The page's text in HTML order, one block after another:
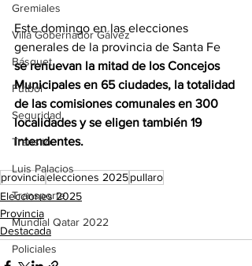
Gremiales
Villa Gobernador Gálvez
Básquet
Fútbol
Seguridad
Tránsito
Luis Palacios
Transporte
Mundial Qatar 2022
Policiales
Este domingo en las elecciones
generales de la provincia de Santa Fe
se renuevan la mitad de los Concejos
Municipales en 65 ciudades, la totalidad
de las comisiones comunales en 300
localidades y se eligen también 19
intendentes.
provinciaelecciones 2025pullaro
Elecciones 2025
Provincia
Destacada